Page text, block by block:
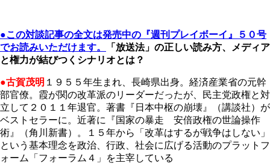
●この対談記事の全文は発売中の『週刊プレイボーイ』５０号
でお読みいただけます。
「放送法」の正しい読み方、メディア
と権力が結びつくシナリオとは？
●古賀茂明 １９５５年生まれ、長崎県出身。経済産業省の元幹
部官僚。霞が関の改革派のリーダーだったが、民主党政権と対
立して２０１１年退官。著書『日本中枢の崩壊』（講談社）が
ベストセラーに。近著に『国家の暴走 安倍政権の世論操作
術』（角川新書）。１５年から「改革はするが戦争はしない」
という基本理念を政治、行政、社会に広げる活動のプラットフ
ォーム「フォーラム４」を主宰している